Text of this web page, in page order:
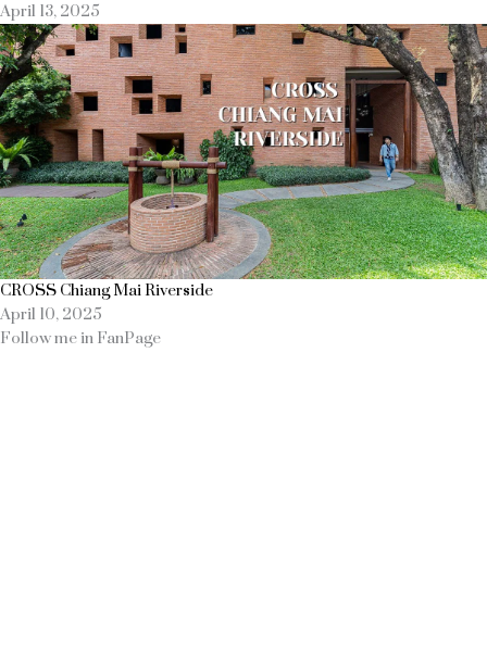
April 13, 2025
CROSS Chiang Mai Riverside
April 10, 2025
Follow me in FanPage